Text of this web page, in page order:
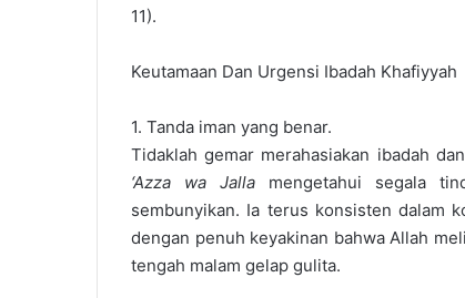
11).
Keutamaan Dan Urgensi Ibadah Khafiyyah
1. Tanda iman yang benar.
Tidaklah gemar merahasiakan ibadah
‘Azza wa Jalla mengetahui segala
sembunyikan. Ia terus konsisten dalam
dengan penuh keyakinan bahwa Allah
tengah malam gelap gulita.